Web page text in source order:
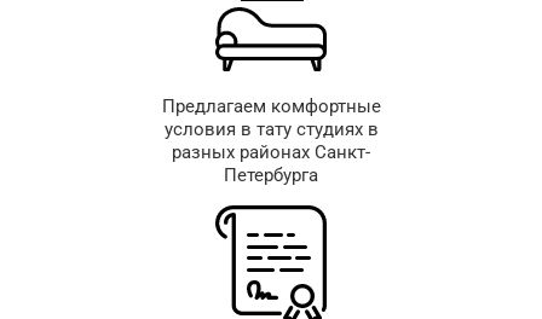
Предлагаем комфортные
условия в тату студиях в
разных районах Санкт-
Петербурга